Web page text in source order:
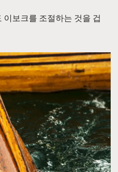
보크를 조절하는 것을 겁